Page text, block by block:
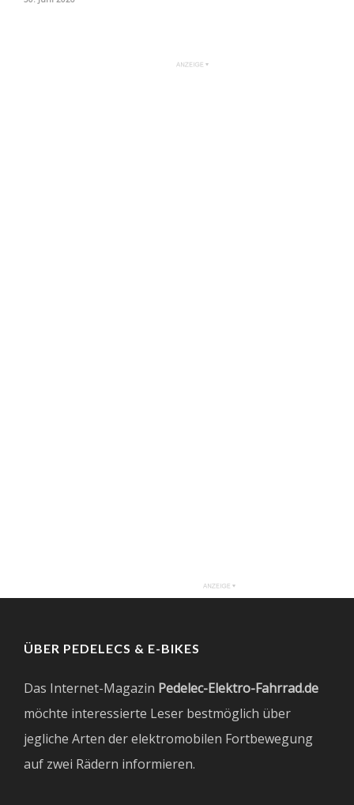
ÜBER PEDELECS & E-BIKES
Das Internet-Magazin Pedelec-Elektro-Fahrrad.de
möchte interessierte Leser bestmöglich über
jegliche Arten der elektromobilen Fortbewegung
auf zwei Rädern informieren.